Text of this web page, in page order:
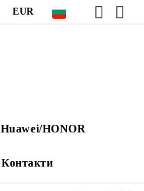
EUR
Huawei/HONOR
Контакти